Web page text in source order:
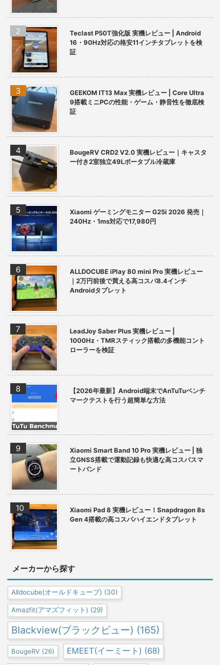
Teclast P50T強化版 実機レビュー | Android
16・90Hz対応の格安11インチタブレットを検
証
GEEKOM IT13 Max 実機レビュー | Core Ultra
9搭載ミニPCの性能・ゲーム・静音性を徹底検
証
BougeRV CRD2 V2.0 実機レビュー｜キャスタ
ー付き2室独立49Lポータブル冷蔵庫
Xiaomi ゲーミングモニター G25i 2026 発売｜
240Hz・1ms対応で17,980円
ALLDOCUBE iPlay 80 mini Pro 実機レビュー
｜2万円前後で買える高コスパ8.4インチ
Androidタブレット
LeadJoy Saber Plus 実機レビュー |
1000Hz・TMRスティック搭載の多機能コント
ローラーを検証
【2026年最新】Android端末でAnTuTuベンチ
マークテストを行う超簡単な方法
Xiaomi Smart Band 10 Pro 実機レビュー | 独
立GNSS搭載で運動記録も快適な高コスパスマ
ートバンド
Xiaomi Pad 8 実機レビュー！Snapdragon 8s
Gen 4搭載の高コスパハイエンドタブレット
メーカーから探す
Alldocube(オールドキューブ) (30)
Amazfit(アマズフィット) (29)
Blackview(ブラックビュー) (165)
BougeRV (26) EMEET(イーミート) (68)